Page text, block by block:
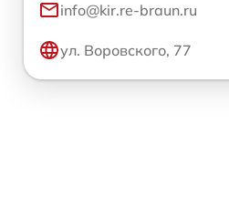
info@kir.re-braun.ru
ул. Воровского, 77